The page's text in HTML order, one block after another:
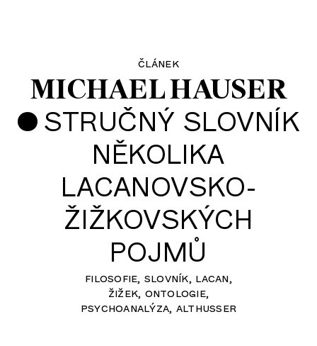
článek
MICHAEL HAUSER
• STRUČNÝ SLOVNÍK
NĚKOLIKA
LACANOVSKO-
ŽIŽKOVSKÝCH
POJMŮ
filosofie slovník lacan
žižek ontologie
psychoanalýza althusser